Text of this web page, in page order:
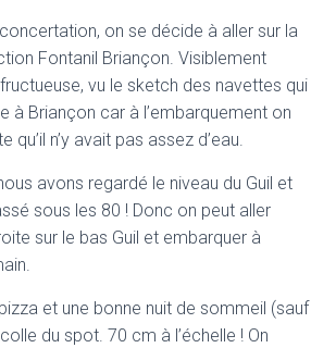
on se décide à aller sur la
Fontanil Briançon. Visiblement
vu le sketch des navettes qui
à Briançon car à l’embarquement on
qu’il n’y avait pas assez d’eau.
avons regardé le niveau du Guil et
sous les 80 ! Donc on peut aller
sur le bas Guil et embarquer à
et une bonne nuit de sommeil (sauf
du spot. 70 cm à l’échelle ! On